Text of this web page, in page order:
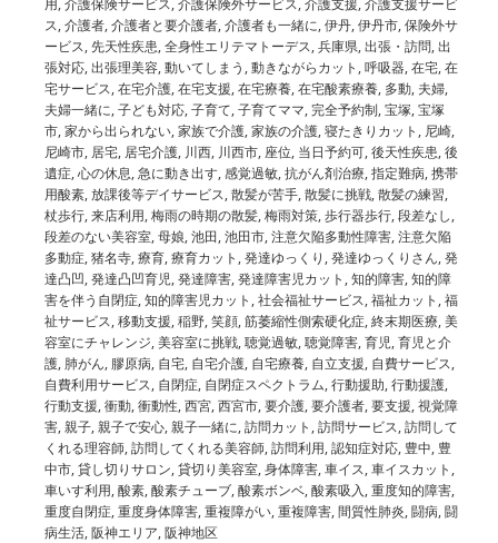
ス,介護者,介護者と要介護者,介護者も一緒に,伊丹,伊丹市,保険外サ
ービス, 先天性疾患,全身性エリテマトーデス,兵庫県,出張・訪問,出
張対応,出張理美容,動いてしまう ,動きながらカット ,呼吸器,在宅,在
宅サービス,在宅介護,在宅支援,在宅療養,在宅酸素療養, 多動, 夫婦,
夫婦一緒に,子ども対応,子育て,子育てママ,完全予約制,宝塚,宝塚
市,家から出られない,家族で介護,家族の介護,寝たきりカット , 尼崎,
尼崎市, 居宅, 居宅介護, 川西, 川西市, 座位, 当日予約可,後天性疾患,後
遺症,心の休息,急に動き出す,感覚過敏,抗がん剤治療,指定難病,携帯
用酸素,放課後等デイサービス,散髪が苦手,散髪に挑戦,散髪の練習,
杖歩行,来店利用,梅雨の時期の散髪,梅雨対策,歩行器歩行,段差なし,
段差のない美容室,母娘,池田,池田市,注意欠陥多動性障害,注意欠陥
多動症,猪名寺,療育,療育カット ,発達ゆっくり ,発達ゆっくりさん,発
達凸凹,発達凸凹育児,発達障害,発達障害児カット ,知的障害,知的障
害を伴う自閉症,知的障害児カット ,社会福祉サービス,福祉カット ,福
祉サービス,移動支援,稲野,笑顔,筋萎縮性側索硬化症,終末期医療,美
容室にチャレンジ,美容室に挑戦,聴覚過敏,聴覚障害,育児,育児と介
護, 肺がん, 膠原病, 自宅, 自宅介護, 自宅療養, 自立支援, 自費サービス,
自費利用サービス, 自閉症, 自閉症スペクトラム,行動援助,行動援護,
行動支援,衝動,衝動性,西宮,西宮市,要介護,要介護者,要支援,視覚障
害,親子,親子で安心,親子一緒に,訪問カット ,訪問サービス,訪問して
くれる理容師,訪問してくれる美容師,訪問利用,認知症対応, 豊中, 豊
中市,貸し切りサロン,貸切り美容室,身体障害,車イス,車イスカット ,
車いす利用,酸素,酸素チューブ,酸素ボンベ,酸素吸入,重度知的障害,
重度自閉症,重度身体障害,重複障がい,重複障害,間質性肺炎,闘病,闘
病生活,阪神エリア,阪神地区